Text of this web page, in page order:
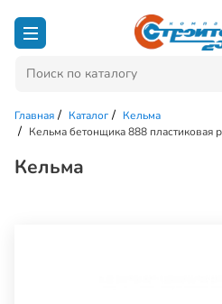
Главная Каталог
Кельма
Кельма бетонщика 888 пластиковая
Кельма